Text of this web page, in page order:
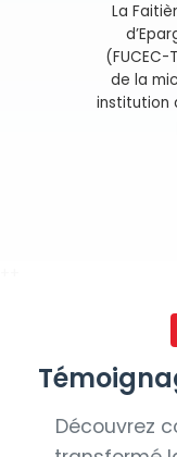
La
de la
institution
Découvrez